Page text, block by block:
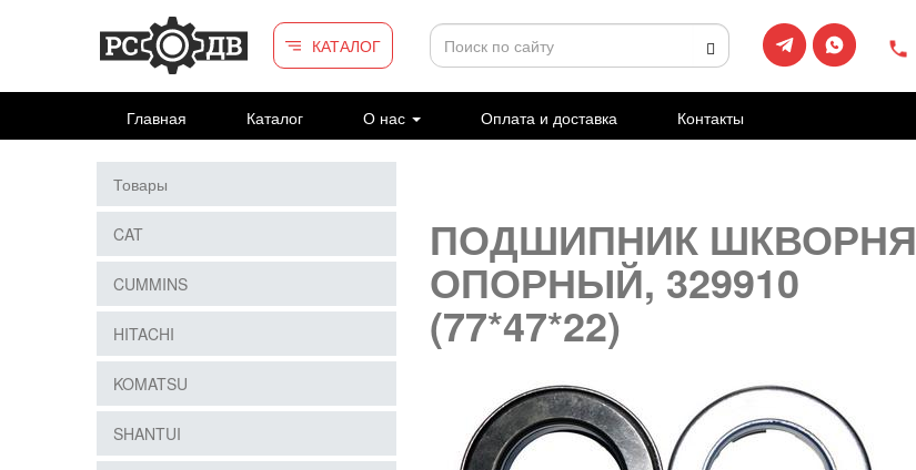
Перейти к основному содержанию
КАТАЛОГ
Главная Каталог О нас Оплата и доставка Контакты
ПОДШИПНИК ШКВОРНЯ
ОПОРНЫЙ, 329910
(77*47*22)
Товары
CAT
CUMMINS
HITACHI
KOMATSU
SHANTUI